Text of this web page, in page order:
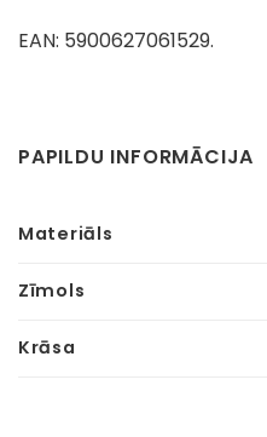
EAN: 5900627061529.
PAPILDU INFORMĀCIJA
Materiāls
Zīmols
Krāsa